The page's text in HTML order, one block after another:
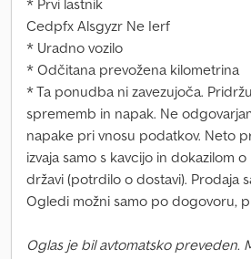
* Prvi lastnik
Cedpfx Alsgyzr Ne Ierf
* Uradno vozilo
* Odčitana prevožena kilometrina
* Ta ponudba ni zavezujoča.
sprememb in napak. Ne
napake pri vnosu podatkov. Neto
izvaja samo s kavcijo in dokazilom
državi (potrdilo o dostavi). Prodaja
Ogledi možni samo po dogovoru,
Oglas je bil avtomatsko preveden.